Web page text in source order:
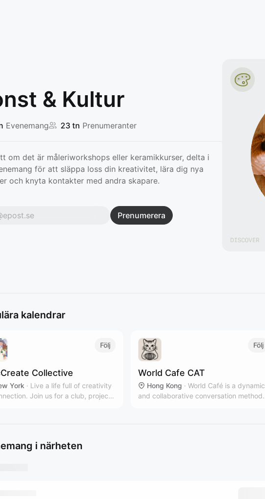
& Kultur
Evenemang 23 tn Prenumeranter
om det är måleriworkshops eller keramikkurser, delta i
för att släppa loss din kreativitet, lära dig nya
och knyta kontakter med andra skapare.
Prenumerera
kalendrar
Följ
Collective
York · Live a life full of creativity
Join us for a club, project,
Följ
World Cafe CAT
Hong Kong · World Café is a dynamic
and collaborative conversation method
i närheten